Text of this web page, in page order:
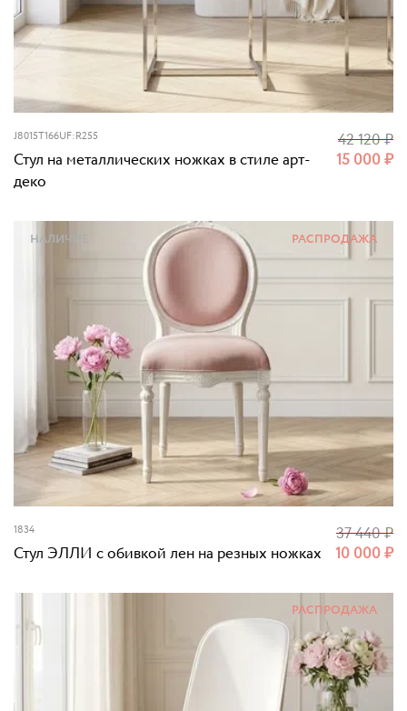
J8015T166UF:R255
Стул на металлических ножках в стиле арт-
деко
15 000₽
42 120₽
1834
Стул ЭЛЛИ с обивкой лен на резных ножках 10 000₽
37 440₽
РАСПРОДАЖА
НАЛИЧИЕ
РАСПРОДАЖА